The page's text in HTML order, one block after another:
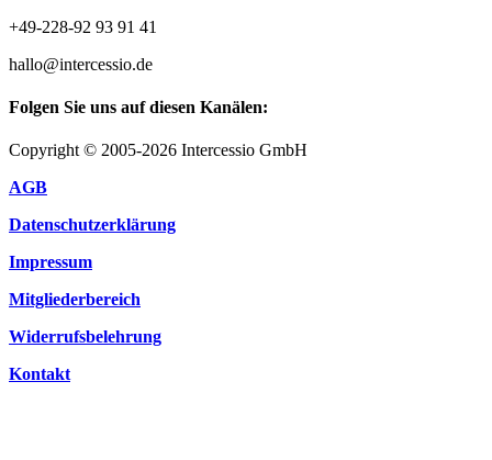
+49-228-92 93 91 41
hallo@intercessio.de
Folgen Sie uns auf diesen Kanälen:
Copyright © 2005-2026 Intercessio GmbH
AGB
Datenschutzerklärung
Impressum
Mitgliederbereich
Widerrufsbelehrung
Kontakt